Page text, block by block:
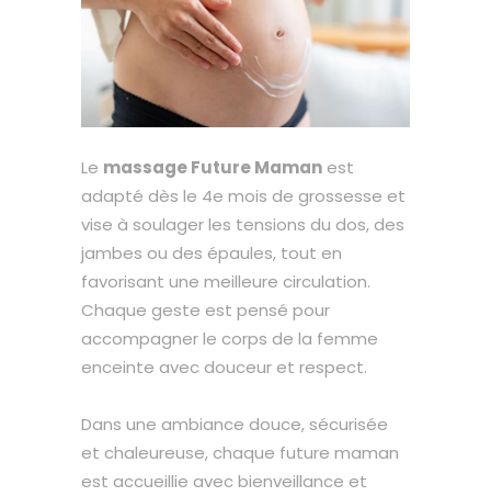
Le massage Future Maman est
adapté dès le 4e mois de grossesse et
vise à soulager les tensions du dos, des
jambes ou des épaules, tout en
favorisant une meilleure circulation.
Chaque geste est pensé pour
accompagner le corps de la femme
enceinte avec douceur et respect.
Dans une ambiance douce, sécurisée
et chaleureuse, chaque future maman
est accueillie avec bienveillance et